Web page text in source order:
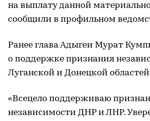
на выплату данной
сообщили в профильном
Ранее глава Адыгеи Мурат
о поддержке признания
Луганской и Донецкой
«Всецело поддерживаю
независимости ДНР и ЛНР.